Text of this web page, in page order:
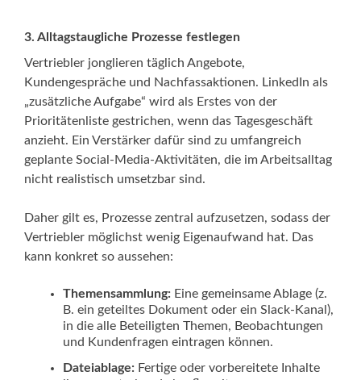
3. Alltagstaugliche Prozesse festlegen
Vertriebler jonglieren täglich Angebote,
Kundengespräche und Nachfassaktionen. LinkedIn als
„zusätzliche Aufgabe“ wird als Erstes von der
Prioritätenliste gestrichen, wenn das Tagesgeschäft
anzieht. Ein Verstärker dafür sind zu umfangreich
geplante Social-Media-Aktivitäten, die im Arbeitsalltag
nicht realistisch umsetzbar sind.
Daher gilt es, Prozesse zentral aufzusetzen, sodass der
Vertriebler möglichst wenig Eigenaufwand hat. Das
kann konkret so aussehen:
Themensammlung: Eine gemeinsame Ablage (z.
B. ein geteiltes Dokument oder ein Slack-Kanal),
in die alle Beteiligten Themen, Beobachtungen
und Kundenfragen eintragen können.
Dateiablage: Fertige oder vorbereitete Inhalte